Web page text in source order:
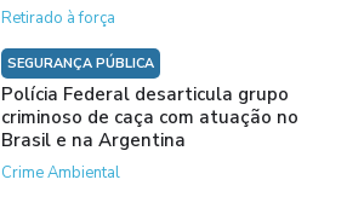
Retirado à força
SEGURANÇA PÚBLICA
Polícia Federal desarticula grupo
criminoso de caça com atuação no
Brasil e na Argentina
Crime Ambiental